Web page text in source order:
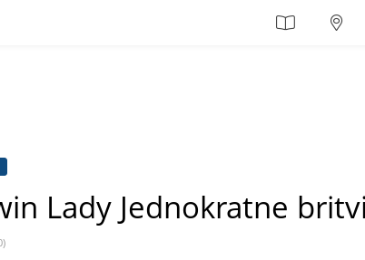
Lady Jednokratne